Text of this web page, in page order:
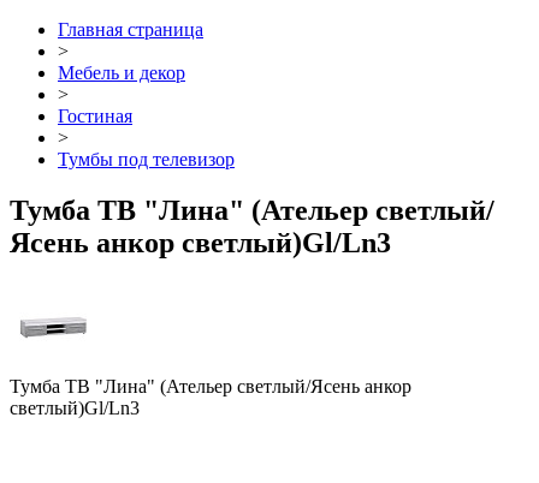
Главная страница
>
Мебель и декор
>
Гостиная
>
Тумбы под телевизор
Тумба ТВ "Лина" (Ательер светлый/
Ясень анкор светлый)Gl/Ln3
Тумба ТВ "Лина" (Ательер светлый/Ясень анкор
светлый)Gl/Ln3